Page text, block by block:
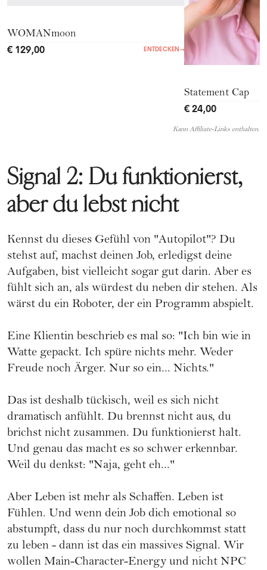
WOMANmoon
€ 129,00 ENTDECKEN →
Statement Cap
€ 24,00
Kann Affiliate-Links enthalten.
Signal 2: Du funktionierst,
aber du lebst nicht
Kennst du dieses Gefühl von "Autopilot"? Du
stehst auf, machst deinen Job, erledigst deine
Aufgaben, bist vielleicht sogar gut darin. Aber es
fühlt sich an, als würdest du neben dir stehen. Als
wärst du ein Roboter, der ein Programm abspielt.
Eine Klientin beschrieb es mal so: "Ich bin wie in
Watte gepackt. Ich spüre nichts mehr. Weder
Freude noch Ärger. Nur so ein... Nichts."
Das ist deshalb tückisch, weil es sich nicht
dramatisch anfühlt. Du brennst nicht aus, du
brichst nicht zusammen. Du funktionierst halt.
Und genau das macht es so schwer erkennbar.
Weil du denkst: "Naja, geht eh..."
Aber Leben ist mehr als Schaffen. Leben ist
Fühlen. Und wenn dein Job dich emotional so
abstumpft, dass du nur noch durchkommst statt
zu leben - dann ist das ein massives Signal. Wir
wollen Main-Character-Energy und nicht NPC